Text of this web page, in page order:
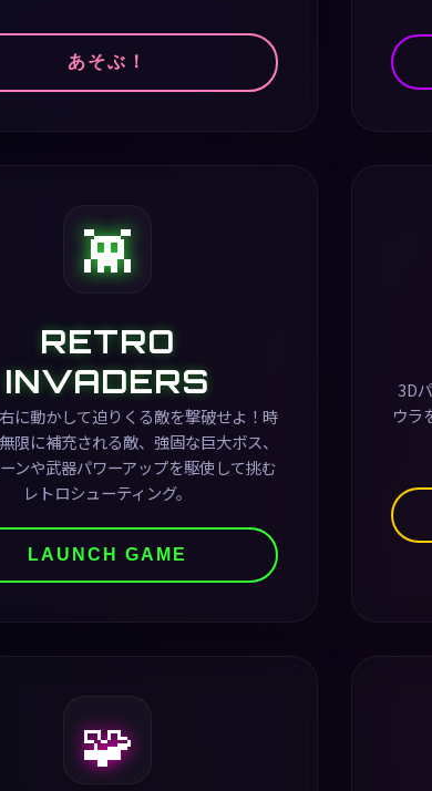
あそぶ！
👾
RETRO
INVADERS
に動かして迫りくる敵を撃破せよ！時
限に補充される敵、強固な巨大ボス、
ンや武器パワーアップを駆使して挑む
レトロシューティング。
LAUNCH GAME
3D
ウラ
🧩